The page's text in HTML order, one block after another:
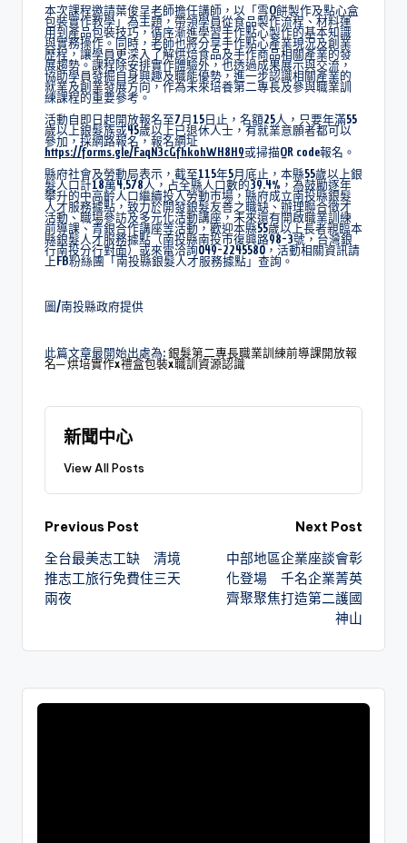
本次課程邀請葉俊呈老師擔任講師，以「雪Q餅製作及點心盒
包裝實作教學」為主題，帶領學員從食品製作流程、材料運
用到產品包裝技巧，循序漸進學習手作點心製作的基本知識
與實務操作。同時，老師也將分享手作點心產業現況及創業
歷程，讓學員更深入了解烘焙食品及手作商品相關產業的發
展趨勢。課程除安排實作體驗外，也透過成果展示與交流，
協助學員發掘自身興趣及職能優勢，進一步認識相關產業的
就業及創業發展方向，作為未來培養第二專長及參與職業訓
練課程的重要參考。
活動自即日起開放報名至7月15日止，名額25人，只要年滿55
歲以上銀髮族或45歲以上已退休人士，有就業意願者都可以
參加，採網路報名，報名網址
https://forms.gle/FaqN3cGfhkohWH8H9或掃描QR code報名。
縣府社會及勞動局表示，截至115年5月底止，本縣55歲以上銀
髮人口計18萬4,578人，占全縣人口數的39.4%，為鼓勵逐年
攀升的中高齡人口繼續投入勞動市場，縣府成立南投縣銀髮
人才服務據點，致力於開發銀髮友善之職缺、辦理聯合徵才
活動、職場參訪及多元化活動講座，未來還有開啟職業訓練
前導課、青銀合作講座等活動，歡迎本縣55歲以上長者親臨本
縣銀髮人才服務據點（南投縣南投市復興路98-3號，台灣銀
行南投分行對面）或來電洽詢049-2245580，活動相關資訊請
上FB粉絲團「南投縣銀髮人才服務據點」查詢。
圖/南投縣政府提供
此篇文章最開始出處為:銀髮第二專長職業訓練前導課開放報
名─ 烘培實作x禮盒包裝x職訓資源認識
新聞中心
View All Posts
Previous Post
全台最美志工缺 清境
推志工旅行免費住三天
兩夜
Next Post
中部地區企業座談會彰
化登場 千名企業菁英
齊聚聚焦打造第二護國
神山